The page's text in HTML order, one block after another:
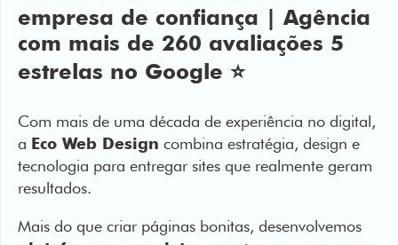
empresa de confiança | Agência
com mais de 260 avaliações 5
estrelas no Google ⭐️
Com mais de uma década de experiência no digital,
a Eco Web Design combina estratégia, design e
tecnologia para entregar sites que realmente geram
resultados.
Mais do que criar páginas bonitas, desenvolvemos